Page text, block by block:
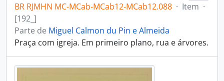
BR RJMHN MC-MCab-MCab12-MCab12.088 · Item ·
[192_]
Parte de Miguel Calmon du Pin e Almeida
Praça com igreja. Em primeiro plano, rua e árvores.